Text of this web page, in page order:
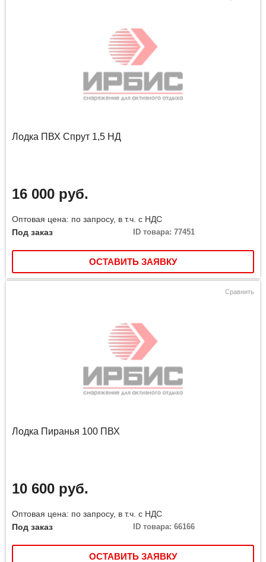
Лодка ПВХ Спрут 1,5 НД
16 000 руб.
Оптовая цена: по запросу, в т.ч. с НДС
Под заказ
ID товара: 77451
ОСТАВИТЬ ЗАЯВКУ
Сравнить
Лодка Пиранья 100 ПВХ
10 600 руб.
Оптовая цена: по запросу, в т.ч. с НДС
Под заказ
ID товара: 66166
ОСТАВИТЬ ЗАЯВКУ